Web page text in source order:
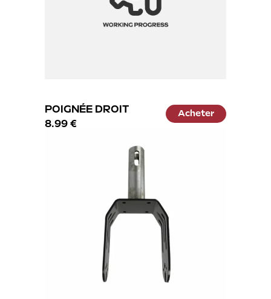
POIGNÉE DROIT
8.99 €
Acheter